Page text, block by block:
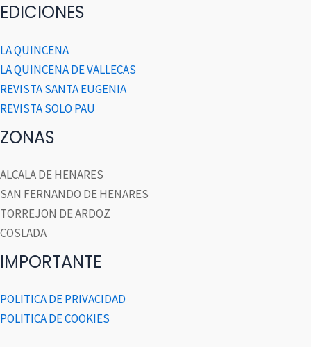
EDICIONES
LA QUINCENA
LA QUINCENA DE VALLECAS
REVISTA SANTA EUGENIA
REVISTA SOLO PAU
ZONAS
ALCALA DE HENARES
SAN FERNANDO DE HENARES
TORREJON DE ARDOZ
COSLADA
IMPORTANTE
POLITICA DE PRIVACIDAD
POLITICA DE COOKIES